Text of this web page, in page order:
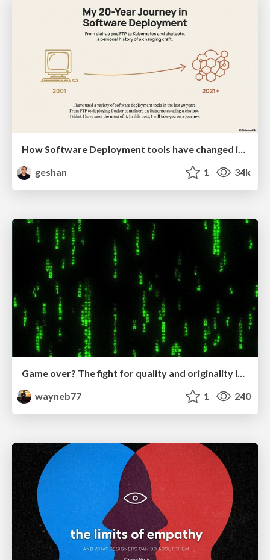
How Software Deployment tools have changed in the past 20 years
geshan
1 34k
Game over? The fight for quality and originality in the time of robots
wayneb77
1 240